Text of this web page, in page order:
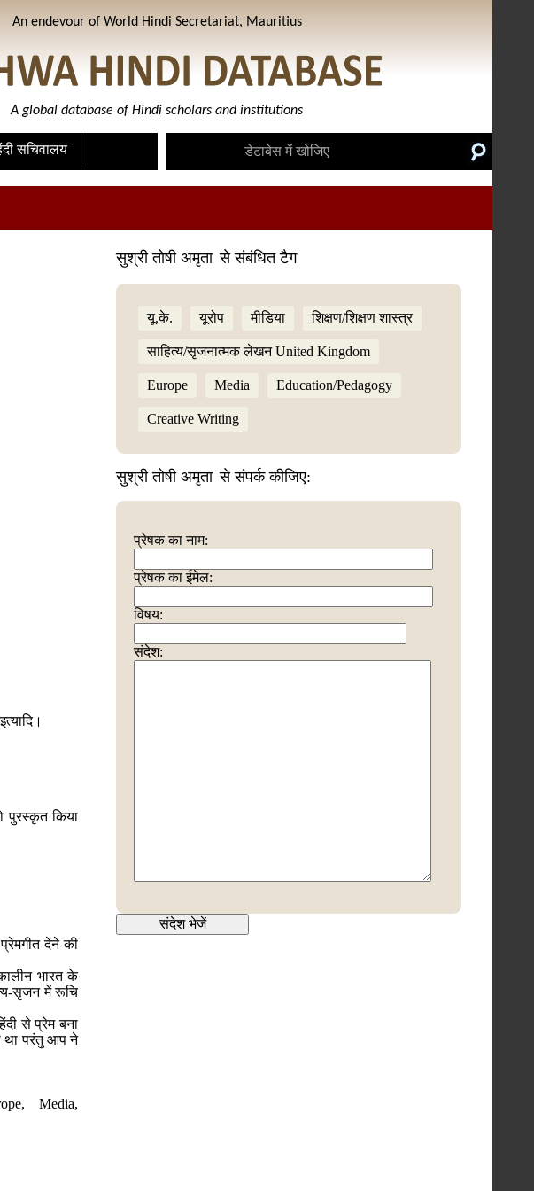
An endevour of World Hindi Secretariat, Mauritius
A global database of Hindi scholars and institutions
सचिवालय
सुश्री तोषी अमृता से संबंधित टैग
यू.के. यूरोप मीडिया शिक्षण/शिक्षण शास्त्र
साहित्य/सृजनात्मक लेखन United Kingdom
Europe Media Education/Pedagogy
Creative Writing
सुश्री तोषी अमृता से संपर्क कीजिए:
प्रेषक का नाम:
प्रेषक का ईमेल:
विषय:
संदेश:
पुरस्कृत किया
देने की
भारत के
सृजन में रूचि
से प्रेम बना
था परंतु आप ने
Media,